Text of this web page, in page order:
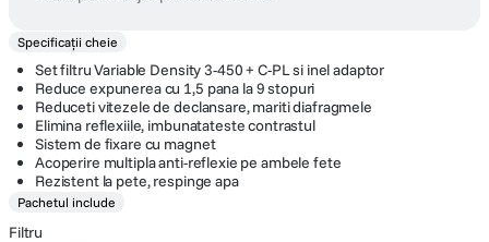
Specificații cheie
Set filtru Variable Density 3-450 + C-PL si inel adaptor
Reduce expunerea cu 1,5 pana la 9 stopuri
Reduceti vitezele de declansare, mariti diafragmele
Elimina reflexiile, imbunatateste contrastul
Sistem de fixare cu magnet
Acoperire multipla anti-reflexie pe ambele fete
Rezistent la pete, respinge apa
Pachetul include
Filtru